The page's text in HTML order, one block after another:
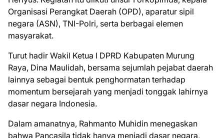
Organisasi Perangkat Daerah (OPD), aparatur sipil
negara (ASN), TNI-Polri, serta berbagai elemen
masyarakat.
Turut hadir Wakil Ketua I DPRD Kabupaten Murung
Raya, Dina Maulidah, bersama sejumlah pejabat daerah
lainnya sebagai bentuk penghormatan terhadap
momentum bersejarah yang menjadi tonggak lahirnya
dasar negara Indonesia.
Dalam amanatnya, Rahmanto Muhidin menegaskan
bahwa Pancasila tidak hanya menjadi dasar negara,